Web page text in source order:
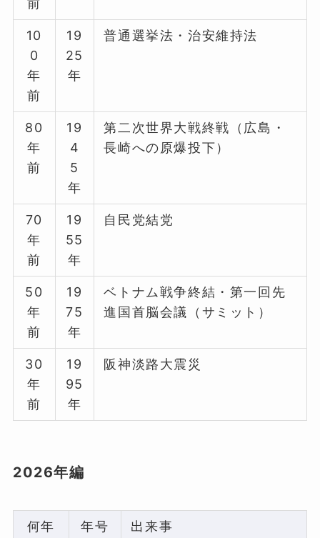
前
10
0
年
前
19
25
年
普通選挙法・治安維持法
80
年
前
19
4
5
年
第二次世界大戦終戦（広島・
長崎への原爆投下）
70
年
前
19
55
年
自民党結党
50
年
前
19
75
年
ベトナム戦争終結・第一回先
進国首脳会議（サミット）
30
年
前
19
95
年
阪神淡路大震災
2026年編
何年
年号 出来事